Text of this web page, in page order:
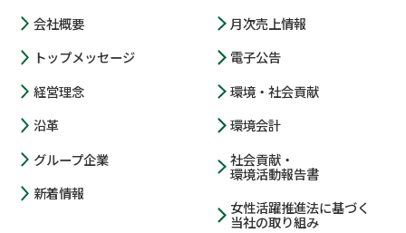
会社概要
トップメッセージ
経営理念
沿革
グループ企業
新着情報
月次売上情報
電子公告
環境・社会貢献
環境会計
社会貢献・
環境活動報告書
女性活躍推進法に基づく
当社の取り組み